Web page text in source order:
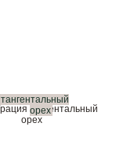
тангентальный
орех